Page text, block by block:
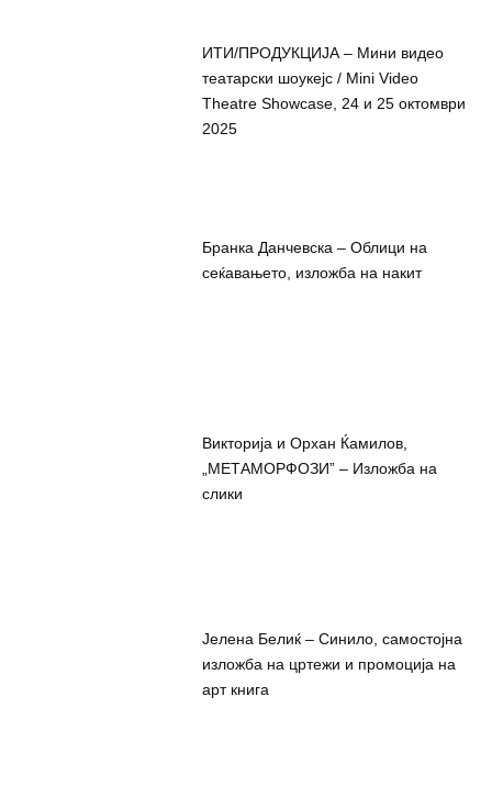
ИТИ/ПРОДУКЦИЈА – Мини видео
театарски шоукејс / Mini Video
Theatre Showcase, 24 и 25 октомври
2025
Бранка Данчевска – Облици на
сеќавањето, изложба на накит
Викторија и Орхан Ќамилов,
„МЕТАМОРФОЗИ” – Изложба на
слики
Јелена Белиќ – Синило, самостојна
изложба на цртежи и промоција на
арт книга